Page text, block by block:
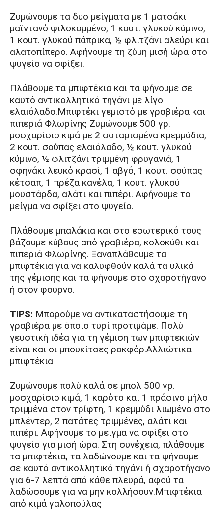
Zυμώνουμε τα δυο μείγματα με 1 ματσάκι
μαϊντανό ψιλοκομμένο, 1 κουτ. γλυκού κύμινο,
1 κουτ. γλυκού πάπρικα, ½ φλιτζάνι αλεύρι και
αλατοπίπερο. Aφήνουμε τη ζύμη μισή ώρα στο
ψυγείο να σφίξει.
Πλάθουμε τα μπιφτέκια και τα ψήνουμε σε
καυτό αντικολλητικό τηγάνι με λίγο
ελαιόλαδο.Μπιφτέκι γεμιστό με γραβιέρα και
πιπεριά Φλωρίνης Ζυμώνουμε 500 γρ.
μοσχαρίσιο κιμά με 2 σοταρισμένα κρεμμύδια,
2 κουτ. σούπας ελαιόλαδο, ½ κουτ. γλυκού
κύμινο, ½ φλιτζάνι τριμμένη φρυγανιά, 1
σφηνάκι λευκό κρασί, 1 αβγό, 1 κουτ. σούπας
κέτσαπ, 1 πρέζα κανέλα, 1 κουτ. γλυκού
μουστάρδα, αλάτι και πιπέρι. Αφήνουμε το
μείγμα να σφίξει στο ψυγείο.
Πλάθουμε μπαλάκια και στο εσωτερικό τους
βάζουμε κύβους από γραβιέρα, κολοκύθι και
πιπεριά Φλωρίνης. Ξαναπλάθουμε τα
μπιφτέκια για να καλυφθούν καλά τα υλικά
της γέμισης και τα ψήνουμε στο σχαροτήγανο
ή στον φούρνο.
TIPS: Μπορούμε να αντικαταστήσουμε τη
γραβιέρα με όποιο τυρί προτιμάμε. Πολύ
γευστική ιδέα για τη γέμιση των μπιφτεκιών
είναι και οι μπουκίτσες ροκφόρ.Aλλιώτικα
μπιφτέκια
Zυμώνουμε πολύ καλά σε μπολ 500 γρ.
μοσχαρίσιο κιμά, 1 καρότο και 1 πράσινο μήλο
τριμμένα στον τρίφτη, 1 κρεμμύδι λιωμένο στο
μπλέντερ, 2 πατάτες τριμμένες, αλάτι και
πιπέρι. Aφήνουμε το μείγμα να σφίξει στο
ψυγείο για μισή ώρα. Στη συνέχεια, πλάθουμε
τα μπιφτέκια, τα λαδώνουμε και τα ψήνουμε
σε καυτό αντικολλητικό τηγάνι ή σχαροτήγανο
για 6-7 λεπτά από κάθε πλευρά, αφού τα
λαδώσουμε για να μην κολλήσουν.Μπιφτέκια
από κιμά γαλοπούλας